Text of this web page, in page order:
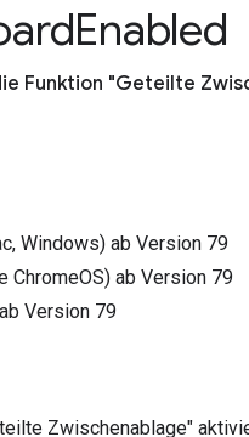
Enabled
Funktion "Geteilte
Windows) ab Version 79
ChromeOS) ab Version 79
ab Version 79
Zwischenablage"